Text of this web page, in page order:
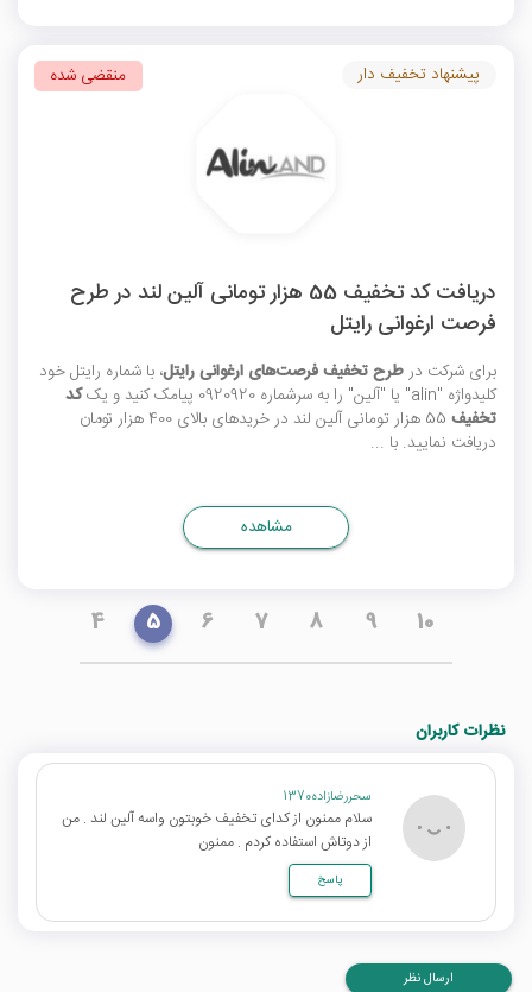
دریافت کد تخفیف 55 هزار تومانی آلین لند در طرح
فرصت ارغوانی رایتل
برای شرکت درطرح تخفیف فرصت‌های ارغوانی رایتل، با شماره رایتل خود
کلیدواژه "alin" یا "آلین" را به سرشماره 0920920 پیامک کنید و یک
کد
تخفیف
55 هزار تومانی آلین لند در خریدهای بالای 400 هزار تومان
دریافت نمایید. با ...
پیشنهاد تخفیف دار منقضی شده
مشاهده
4 5 6 7 8 9 10
نظرات کاربران
سحررضازاده1370
سلام ممنون از کدای تخفیف خوبتون واسه آلین لند . من
از دوتاش استفاده کردم . ممنون
پاسخ
ارسال نظر